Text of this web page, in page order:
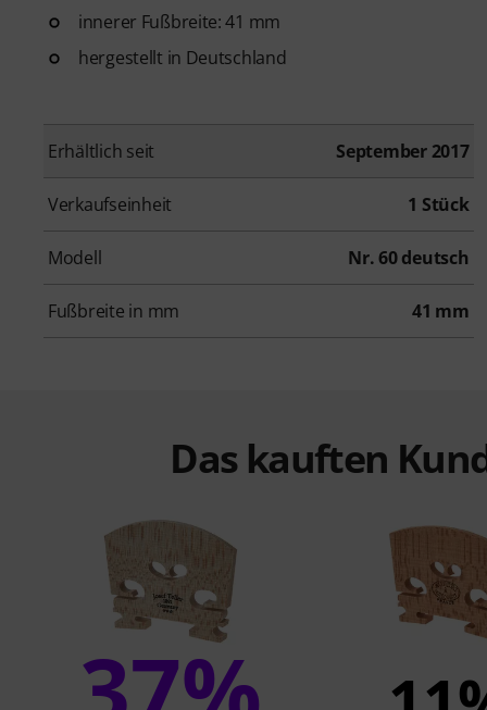
innerer Fußbreite: 41 mm
hergestellt in Deutschland
Erhältlich seit September 2017
Verkaufseinheit 1 Stück
Modell Nr. 60 deutsch
Fußbreite in mm 41 mm
Das kauften